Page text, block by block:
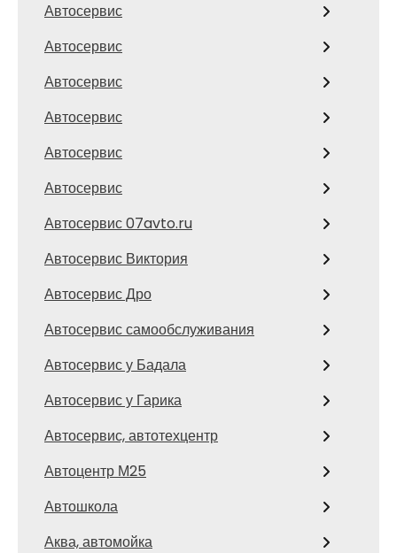
Автосервис
Автосервис
Автосервис
Автосервис
Автосервис
Автосервис
Автосервис 07avto.ru
Автосервис Виктория
Автосервис Дро
Автосервис самообслуживания
Автосервис у Бадала
Автосервис у Гарика
Автосервис, автотехцентр
Автоцентр М25
Автошкола
Аква, автомойка